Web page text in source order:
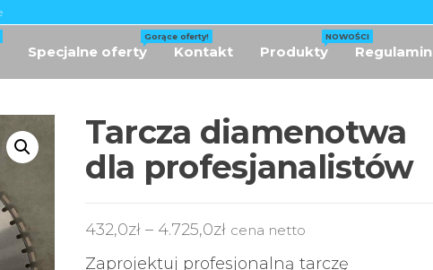
|
Specjalne oferty
Gorące oferty!
Kontakt Produkty
NOWOŚCI
Regulamin
Tarcza diamenotwa
dla profesjanalistów
432,0zł – 4.725,0zł cena netto
Zaprojektuj profesjonalną tarczę